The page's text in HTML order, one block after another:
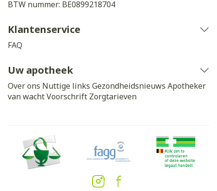
BTW nummer: BE0899218704
Klantenservice
FAQ
Uw apotheek
Over ons Nuttige links Gezondheidsnieuws Apotheker
van wachtVoorschrift Zorgtarieven